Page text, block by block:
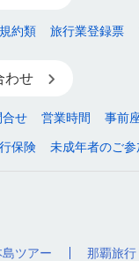
約類 旅行業登録票
わせ
合せ 営業時間 事前
保険 未成年者のご参
ツアー 那覇旅